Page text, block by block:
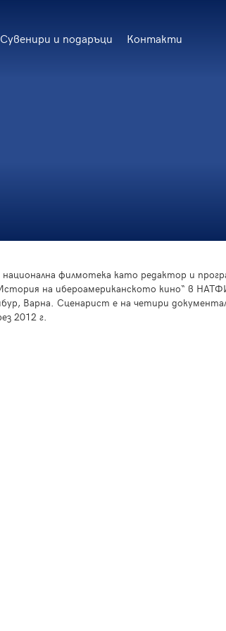
Сувенири и подаръци Контакти
филмотека като редактор и
на ибероамериканското кино“ в
Варна. Сценарист е на четири
2012 г.